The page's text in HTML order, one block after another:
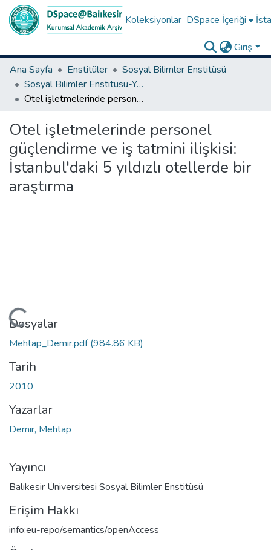
Koleksiyonlar DSpace İçeriği
Giriş
Ana Sayfa
Enstitüler
Sosyal Bilimler Enstitüsü
Sosyal Bilimler Enstitüsü-Yüksek Lisans Tezleri
Otel işletmelerinde personel güçlendirme ve iş tatmini ilişkisi: İstanbul'daki 5 yıldızlı otellerde bir araştırma
Otel işletmelerinde personel
güçlendirme ve iş tatmini ilişkisi:
İstanbul'daki 5 yıldızlı otellerde bir
araştırma
Yükleniyor...
Dosyalar
Mehtap_Demir.pdf(984.86 KB)
Tarih
2010
Yazarlar
Demir, Mehtap
Yayıncı
Balıkesir Üniversitesi Sosyal Bilimler Enstitüsü
Erişim Hakkı
info:eu-repo/semantics/openAccess